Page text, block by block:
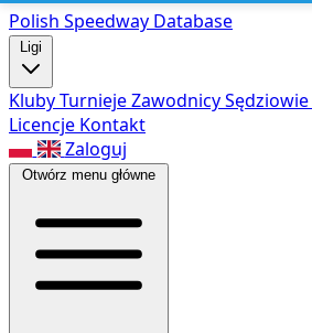
Polish Speedway Database
Ligi
KlubyTurniejeZawodnicySędziowie
Licencje Kontakt
Zaloguj
Otwórz menu główne